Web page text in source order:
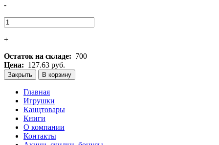
-
+
Остаток на складе: 700
Цена: 127.63 руб.
Закрыть В корзину
Главная
Игрушки
Канцтовары
Книги
О компании
Контакты